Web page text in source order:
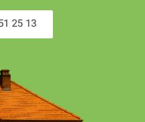
25 13